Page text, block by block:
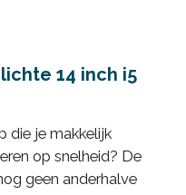
14 inch i5
die je makkelijk
op snelheid? De
geen anderhalve